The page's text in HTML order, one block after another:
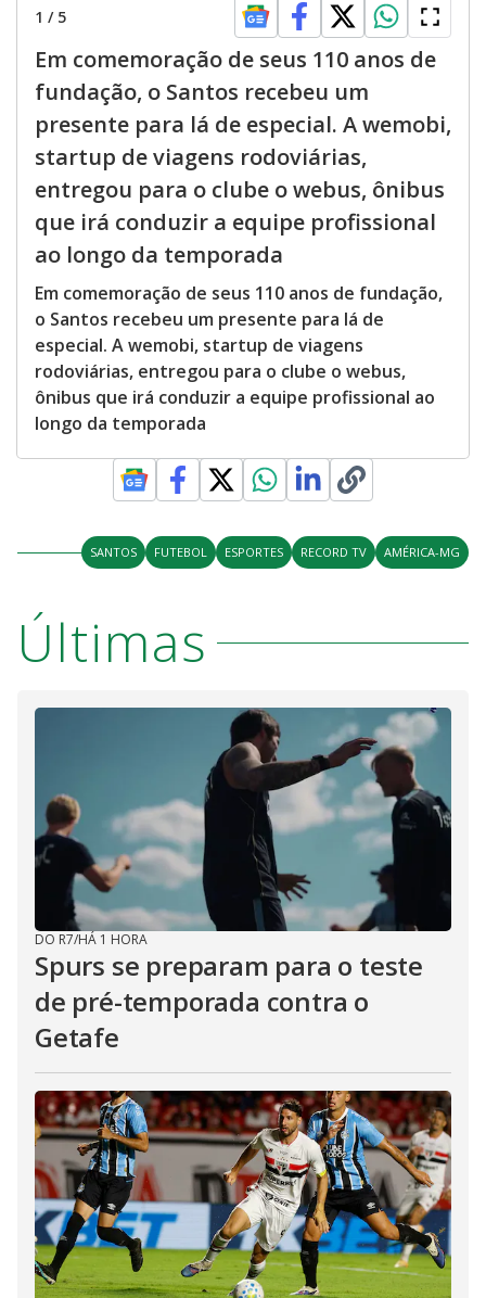
1 / 5
Em comemoração de seus 110 anos de
fundação, o Santos recebeu um
presente para lá de especial. A wemobi,
startup de viagens rodoviárias,
entregou para o clube o webus, ônibus
que irá conduzir a equipe profissional
ao longo da temporada
Em comemoração de seus 110 anos de fundação,
o Santos recebeu um presente para lá de
especial. A wemobi, startup de viagens
rodoviárias, entregou para o clube o webus,
ônibus que irá conduzir a equipe profissional ao
longo da temporada
SANTOS FUTEBOL ESPORTES RECORD TV AMÉRICA-MG
Últimas
DO R7/HÁ 1 HORA
Spurs se preparam para o teste
de pré-temporada contra o
Getafe